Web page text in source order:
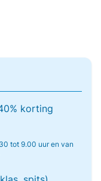
korting
tot 9.00 uur en van